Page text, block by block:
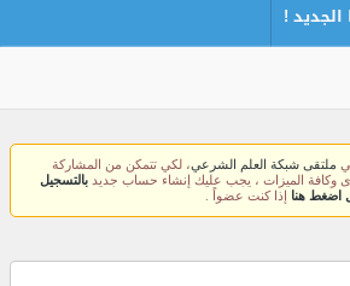
الجديد !
ملتقى شبكة العلم الشرعي، لكي تتمكن من المشاركة
وكافة الميزات ، يجب عليك إنشاء حساب جديد بالتسجيل
اضغط هنا إذا كنت عضواً .